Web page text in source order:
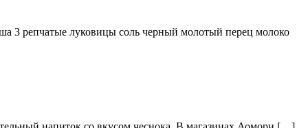
3 репчатые луковицы соль черный молотый перец молоко